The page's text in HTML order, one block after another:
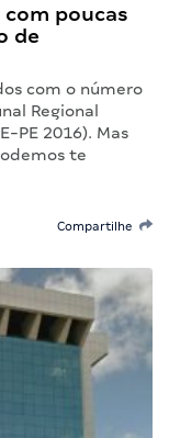
com poucas
de
com o número
Regional
PE 2016). Mas
te
Compartilhe